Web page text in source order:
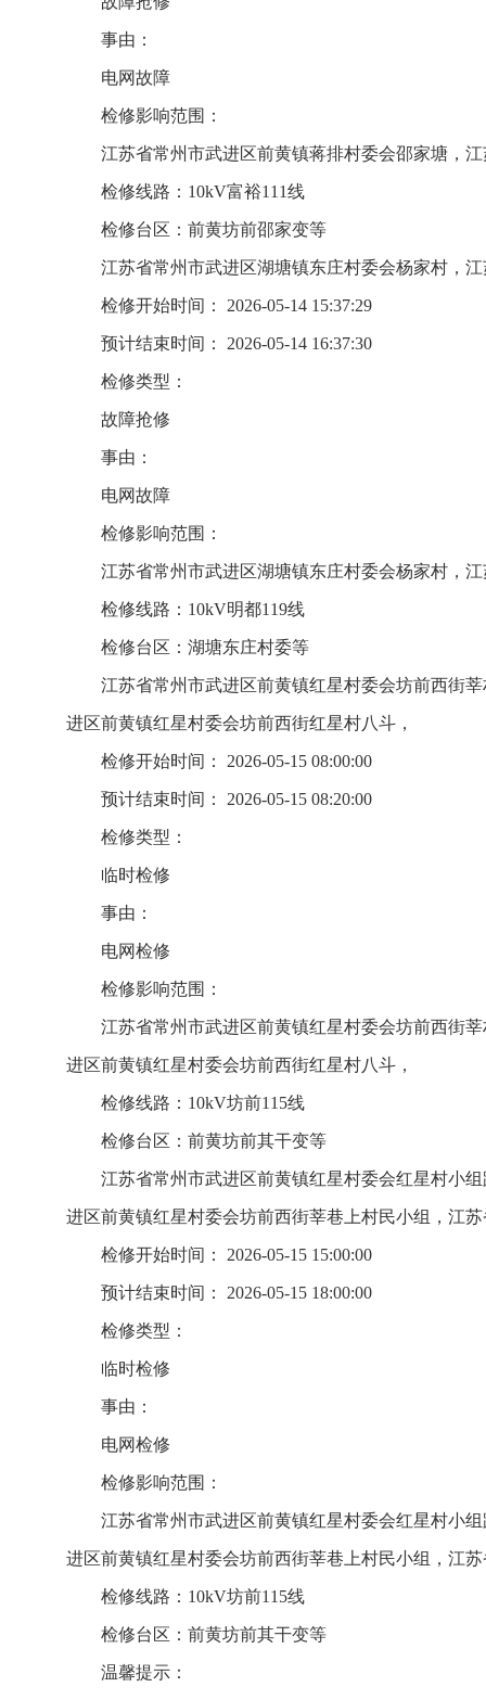
事由：
电网故障
检修影响范围：
江苏省常州市武进区前黄镇蒋排村委会邵家塘，
检修线路：10kV富裕111线
检修台区：前黄坊前邵家变等
江苏省常州市武进区湖塘镇东庄村委会杨家村，
检修开始时间： 2026-05-14 15:37:29
预计结束时间： 2026-05-14 16:37:30
检修类型：
故障抢修
事由：
电网故障
检修影响范围：
江苏省常州市武进区湖塘镇东庄村委会杨家村，
检修线路：10kV明都119线
检修台区：湖塘东庄村委等
江苏省常州市武进区前黄镇红星村委会坊前西街
进区前黄镇红星村委会坊前西街红星村八斗，
检修开始时间： 2026-05-15 08:00:00
预计结束时间： 2026-05-15 08:20:00
检修类型：
临时检修
事由：
电网检修
检修影响范围：
江苏省常州市武进区前黄镇红星村委会坊前西街
进区前黄镇红星村委会坊前西街红星村八斗，
检修线路：10kV坊前115线
检修台区：前黄坊前其干变等
江苏省常州市武进区前黄镇红星村委会红星村小
进区前黄镇红星村委会坊前西街莘巷上村民小组，江
检修开始时间： 2026-05-15 15:00:00
预计结束时间： 2026-05-15 18:00:00
检修类型：
临时检修
事由：
电网检修
检修影响范围：
江苏省常州市武进区前黄镇红星村委会红星村小
进区前黄镇红星村委会坊前西街莘巷上村民小组，江
检修线路：10kV坊前115线
检修台区：前黄坊前其干变等
温馨提示：